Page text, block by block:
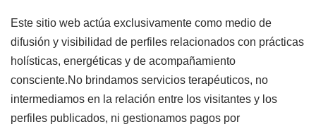
Este sitio web actúa exclusivamente como medio de
difusión y visibilidad de perfiles relacionados con prácticas
holísticas, energéticas y de acompañamiento
consciente.No brindamos servicios terapéuticos, no
intermediamos en la relación entre los visitantes y los
perfiles publicados, ni gestionamos pagos por